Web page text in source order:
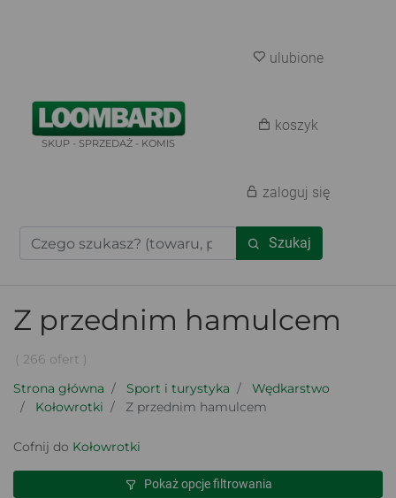
SKUP - SPRZEDAŻ - KOMIS
Szukaj
ulubione
koszyk
zaloguj się
Z przednim hamulcem
( 266 ofert )
Strona główna
Sport i turystyka
Wędkarstwo
Kołowrotki
Z przednim hamulcem
Cofnij do Kołowrotki
Pokaż opcje filtrowania